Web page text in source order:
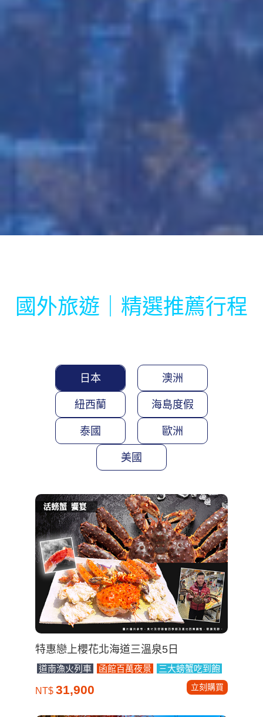
國外旅遊｜精選推薦行程
日本 澳洲
紐西蘭 海島度假
泰國 歐洲
美國
特惠戀上櫻花北海道三溫泉5日
道南漁火列車 函館百萬夜景 三大螃蟹吃到飽
NT$ 31,900 立刻購買